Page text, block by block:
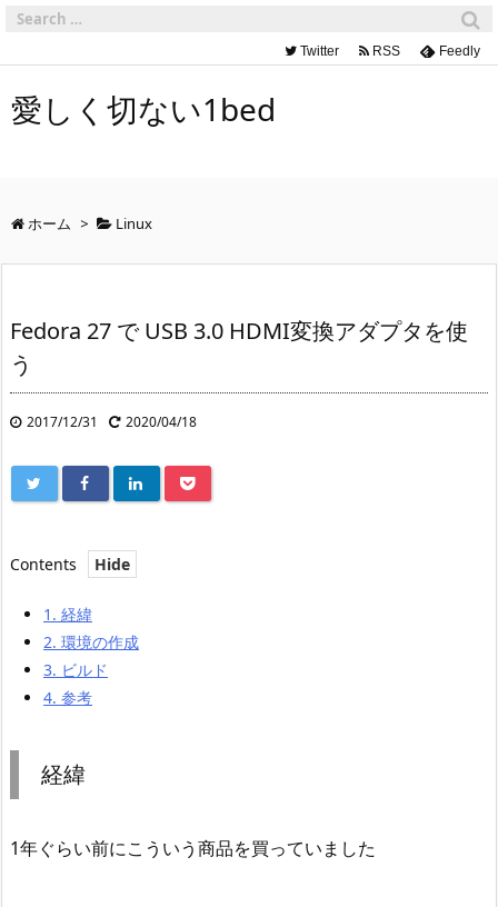
Twitter RSS Feedly
愛しく切ない1bed
ホーム > Linux
Fedora 27 で USB 3.0 HDMI変換アダプタを使
う
2017/12/31 2020/04/18
Contents
1. 経緯
2. 環境の作成
3. ビルド
4. 参考
経緯
1年ぐらい前にこういう商品を買っていました